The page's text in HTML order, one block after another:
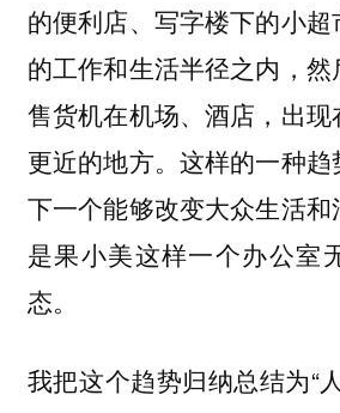
的便利店、写字楼下的小
的工作和生活半径之内，
售货机在机场、酒店，出
更近的地方。这样的一种
下一个能够改变大众生活
是果小美这样一个办公室
态。
我把这个趋势归纳总结为“